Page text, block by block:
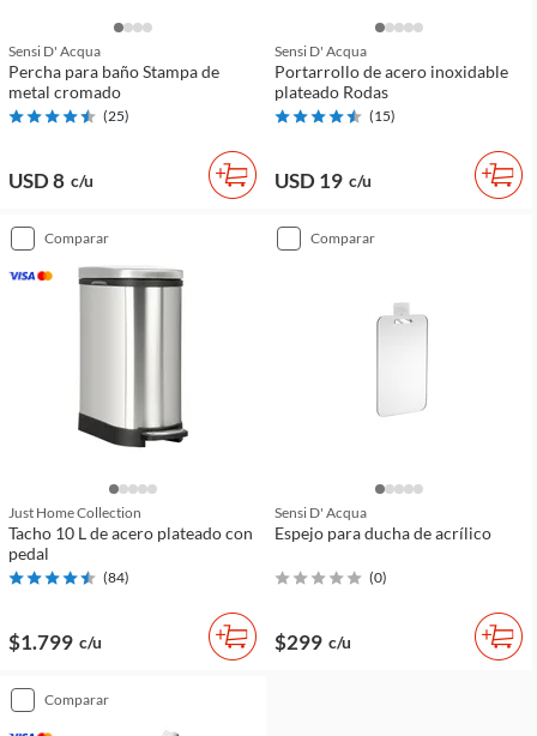
Sensi D' Acqua
Percha para baño Stampa de
metal cromado
(25)
USD 8 c/u
Sensi D' Acqua
Portarrollo de acero inoxidable
plateado Rodas
(15)
USD 19 c/u
comparar
Just Home Collection
Tacho 10 L de acero plateado con
pedal
(84)
$1.799 c/u
comparar
Sensi D' Acqua
Espejo para ducha de acrílico
(0)
$299 c/u
comparar